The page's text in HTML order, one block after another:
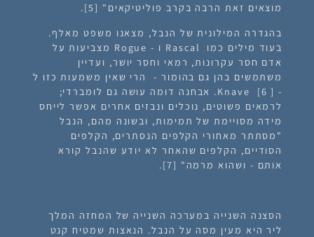
מוצאים זאת הרבה בקרב פוליטיקאים" [5].
בהגדרה המילונית של הנבל, מצאנו משפט מאלף.
בעוד מילים כמו Rascal ו - Rogue מצביעות על
אדם חסר עקרונות, רמאי וחסר יושר, ועדיין
משתמשים בהן גם בהומור - הרי שאין משמעות כזו ל
- [ Knave [6. אבחנה דומה עושה גם לומברדי;
לרמאים פשוטים, נוכלים ונבזים אחרים אפשר לייחס
מידה מסויימת של תמימות, ובשונה מהם, הנבל
"מסתתר מאחורי הקלפים הנסתרים, הקלפים
הסודיים, הקלפים שהאחר לא יודע שהנבל קורא
אותם - ושהוא מרמה" [7].
הסצנה השנייה במערכה השנייה של המחזה המלך
ליר היא מעין מסה על הנבל. הנאצות שמטיח קנט